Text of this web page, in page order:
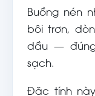
Buồng nén
bôi trơn,
dầu —
sạch.
Đặc tính